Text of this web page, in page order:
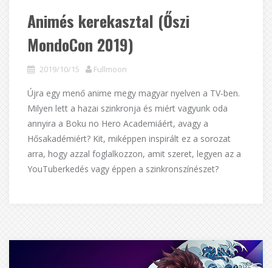
Animés kerekasztal (Őszi
MondoCon 2019)
2019/10/15 Fullmoon
Újra egy menő anime megy magyar nyelven a TV-ben.
Milyen lett a hazai szinkronja és miért vagyunk oda
annyira a Boku no Hero Academiáért, avagy a
Hősakadémiért? Kit, miképpen inspirált ez a sorozat
arra, hogy azzal foglalkozzon, amit szeret, legyen az a
YouTuberkedés vagy éppen a szinkronszínészet?